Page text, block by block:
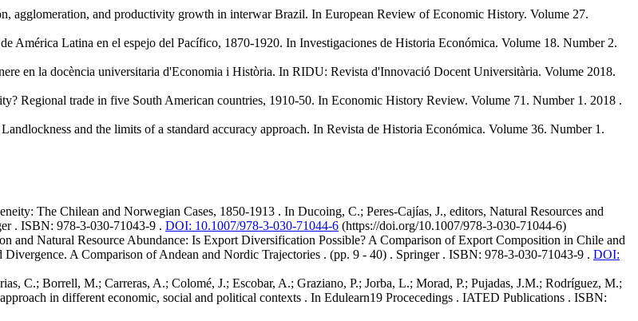
agglomeration, and productivity growth in interwar Brazil. In European Review of Economic History. Volume 27.
América Latina en el espejo del Pacífico, 1870-1920. In Investigaciones de Historia Económica. Volume 18. Number 2.
en la docència universitaria d'Economia i Història. In RIDU: Revista d'Innovació Docent Universitària. Volume 2018.
Regional trade in five South American countries, 1910-50. In Economic History Review. Volume 71. Number 1. 2018 .
and the limits of a standard accuracy approach. In Revista de Historia Económica. Volume 36. Number 1.
The Chilean and Norwegian Cases, 1850-1913 . In Ducoing, C.; Peres-Cajías, J., editors, Natural Resources and
. ISBN: 978-3-030-71043-9 . DOI: 10.1007/978-3-030-71044-6 (https://doi.org/10.1007/978-3-030-71044-6)
and Natural Resource Abundance: Is Export Diversification Possible? A Comparison of Export Composition in Chile and
A Comparison of Andean and Nordic Trajectories . (pp. 9 - 40) . Springer. ISBN: 978-3-030-71043-9 . DOI:
C.; Borrell, M.; Carreras, A.; Colomé, J.; Escobar, A.; Graziano, P.; Jorba, L.; Morad, P.; Pujadas, J.M.; Rodríguez, M.;
in different economic, social and political contexts . In Edulearn19 Procecedings . IATED Publications . ISBN: